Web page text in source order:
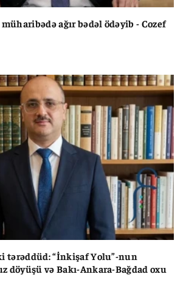
ağır bədəl ödəyib - Cozef
tərəddüd: “İnkişaf Yolu”-nun
döyüşü və Bakı-Ankara-Bağdad oxu